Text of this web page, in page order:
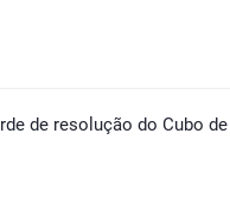
de resolução do Cubo de